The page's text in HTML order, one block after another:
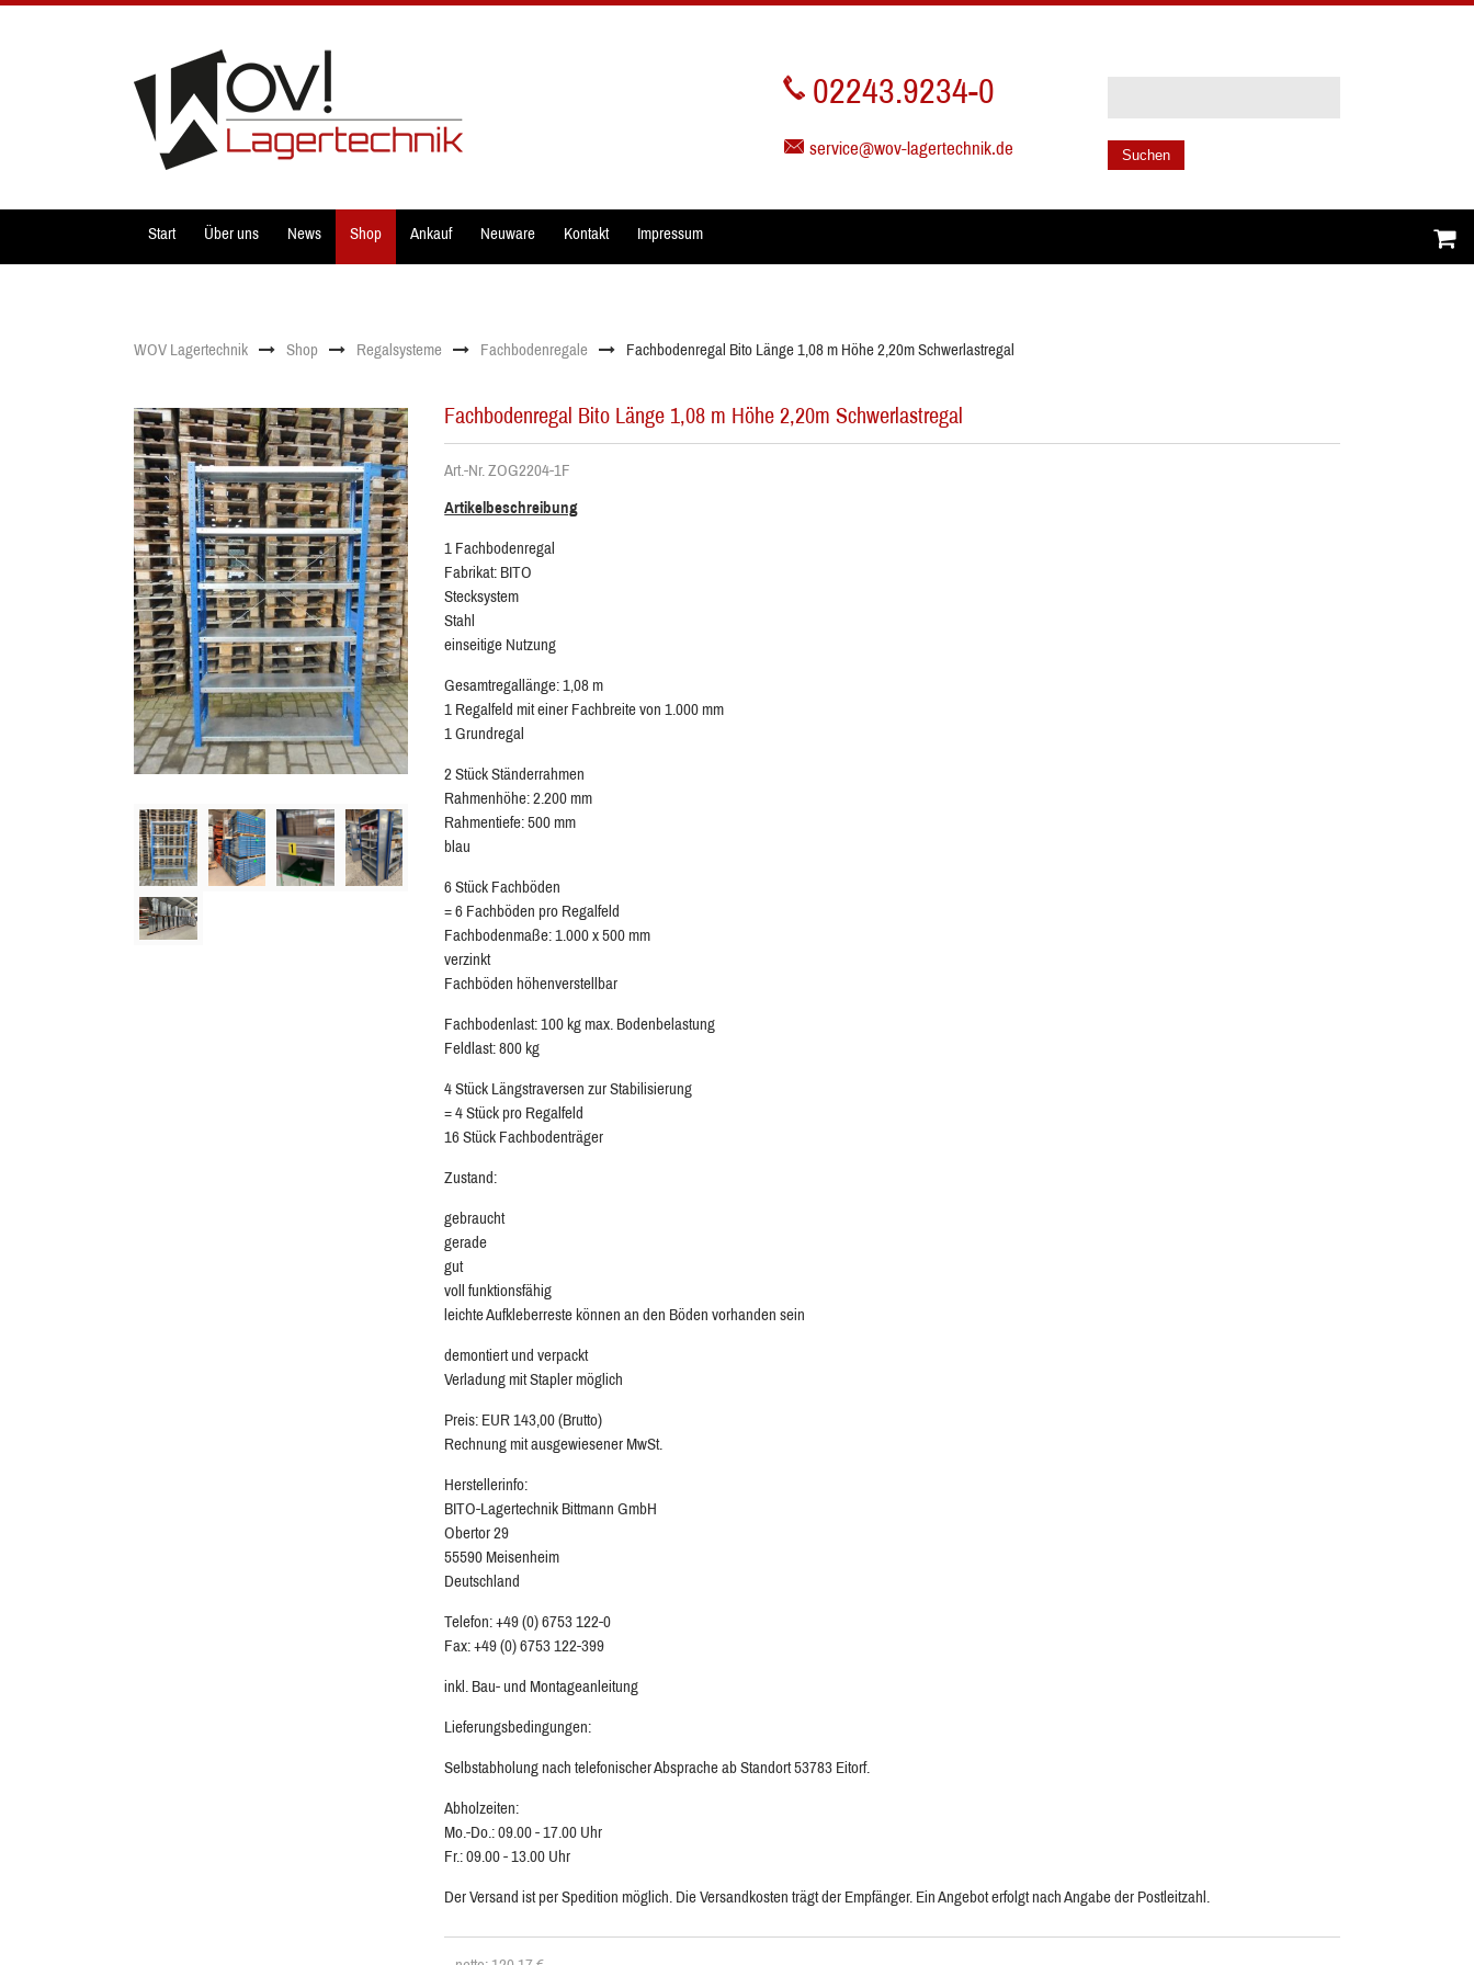
02243.9234-0
service@wov-lagertechnik.de Suchen
Start Über uns News Shop Ankauf Neuware Kontakt Impressum
WOV Lagertechnik Shop Regalsysteme Fachbodenregale Fachbodenregal Bito Länge 1,08 m Höhe 2,20m Schwerlastregal
Fachbodenregal Bito Länge 1,08 m Höhe 2,20m Schwerlastregal
Art.-Nr. ZOG2204-1F
Artikelbeschreibung
1 Fachbodenregal
Fabrikat: BITO
Stecksystem
Stahl
einseitige Nutzung
Gesamtregallänge: 1,08 m
1 Regalfeld mit einer Fachbreite von 1.000 mm
1 Grundregal
2 Stück Ständerrahmen
Rahmenhöhe: 2.200 mm
Rahmentiefe: 500 mm
blau
6 Stück Fachböden
= 6 Fachböden pro Regalfeld
Fachbodenmaße: 1.000 x 500 mm
verzinkt
Fachböden höhenverstellbar
Fachbodenlast: 100 kg max. Bodenbelastung
Feldlast: 800 kg
4 Stück Längstraversen zur Stabilisierung
= 4 Stück pro Regalfeld
16 Stück Fachbodenträger
Zustand:
gebraucht
gerade
gut
voll funktionsfähig
leichte Aufkleberreste können an den Böden vorhanden sein
demontiert und verpackt
Verladung mit Stapler möglich
Preis: EUR 143,00 (Brutto)
Rechnung mit ausgewiesener MwSt.
Herstellerinfo:
BITO-Lagertechnik Bittmann GmbH
Obertor 29
55590 Meisenheim
Deutschland
Telefon: +49 (0) 6753 122-0
Fax: +49 (0) 6753 122-399
inkl. Bau- und Montageanleitung
Lieferungsbedingungen:
Selbstabholung nach telefonischer Absprache ab Standort 53783 Eitorf.
Abholzeiten:
Mo.-Do.: 09.00 - 17.00 Uhr
Fr.: 09.00 - 13.00 Uhr
Der Versand ist per Spedition möglich. Die Versandkosten trägt der Empfänger. Ein Angebot erfolgt nach Angabe der Postleitzahl.